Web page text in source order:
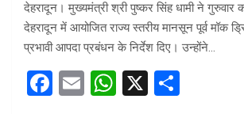
देहरादून। मुख्यमंत्री श्री पुष्कर सिंह धामी ने गुरुवार
देहरादून में आयोजित राज्य स्तरीय मानसून पूर्व मॉक
प्रभावी आपदा प्रबंधन के निर्देश दिए। उन्होंने…
F
E
W X